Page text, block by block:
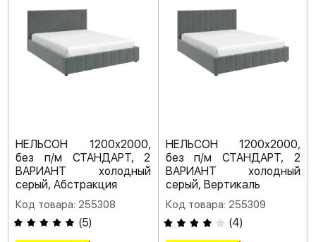
НЕЛЬСОН 1200х2000,
без п/м СТАНДАРТ, 2
ВАРИАНТ холодный
серый, Абстракция
Код товара: 255308
(5)
НЕЛЬСОН 1200х2000,
без п/м СТАНДАРТ, 2
ВАРИАНТ холодный
серый, Вертикаль
Код товара: 255309
(4)